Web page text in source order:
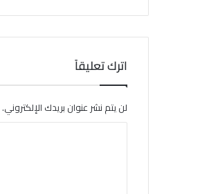
اترك تعليقاً
لن يتم نشر عنوان بريدك الإلكتروني.